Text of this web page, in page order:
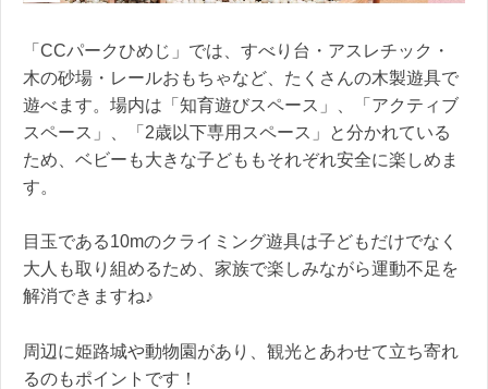
「CCパークひめじ」では、すべり台・アスレチック・
木の砂場・レールおもちゃなど、たくさんの木製遊具で
遊べます。場内は「知育遊びスペース」、「アクティブ
スペース」、「2歳以下専用スペース」と分かれている
ため、ベビーも大きな子どももそれぞれ安全に楽しめま
す。
目玉である10mのクライミング遊具は子どもだけでなく
大人も取り組めるため、家族で楽しみながら運動不足を
解消できますね♪
周辺に姫路城や動物園があり、観光とあわせて立ち寄れ
るのもポイントです！